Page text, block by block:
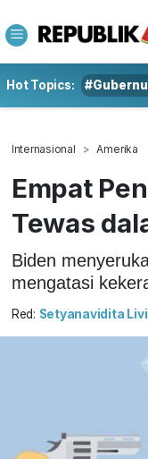
Hot Topics:
Internasional Amerika
Empat
Tewas
Biden
mengatasi
Red: Setyanavidita